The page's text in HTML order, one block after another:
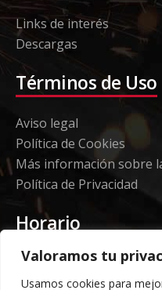
Valoramos tu
Usamos cookies para
Links de interés
Descargas
Términos de Uso
Aviso legal
Política de Cookies
Más información sobre
Política de Privacidad
Horario
Etorki - Sede